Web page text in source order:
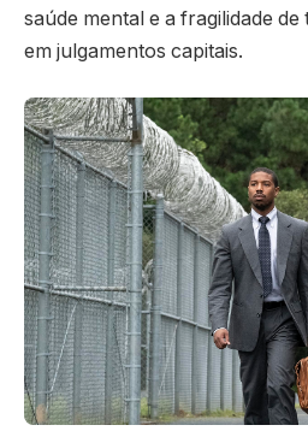
saúde mental e a fragilidade
em julgamentos capitais.